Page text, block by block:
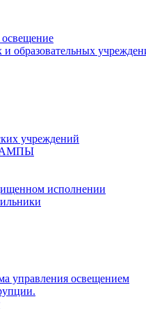
образовательных
учреждений
исполнении
управления освещением